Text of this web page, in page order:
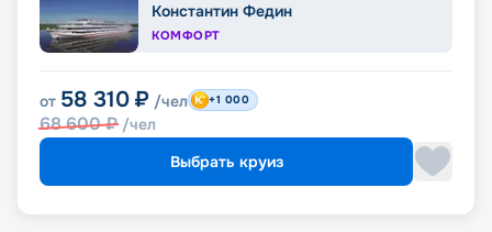
Константин Федин
КОМФОРТ
от 58 310 ₽ /чел
68 600₽ /чел
+1 000
Выбрать круиз